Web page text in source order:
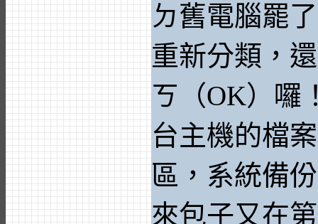
ㄉ舊電腦罷
重新分類，
ㄎ（OK）囉
台主機的檔
區，系統備
來包子又在